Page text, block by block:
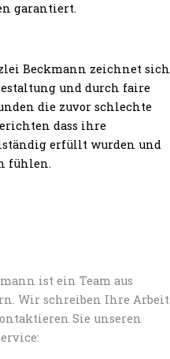
garantiert.
Beckmann zeichnet sich
und durch faire
die zuvor schlechte
dass ihre
erfüllt wurden und
fühlen.
ist ein Team aus
Wir schreiben Ihre Arbeit
Sie unseren